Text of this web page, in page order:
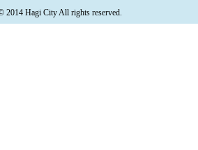
2014 Hagi City All rights reserved.